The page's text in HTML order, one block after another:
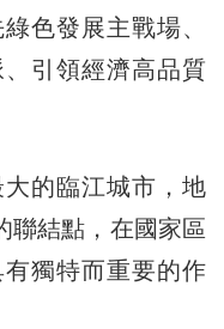
色發展主戰場、
引領經濟高品質
的臨江城市，地
聯結點，在國家區
獨特而重要的作